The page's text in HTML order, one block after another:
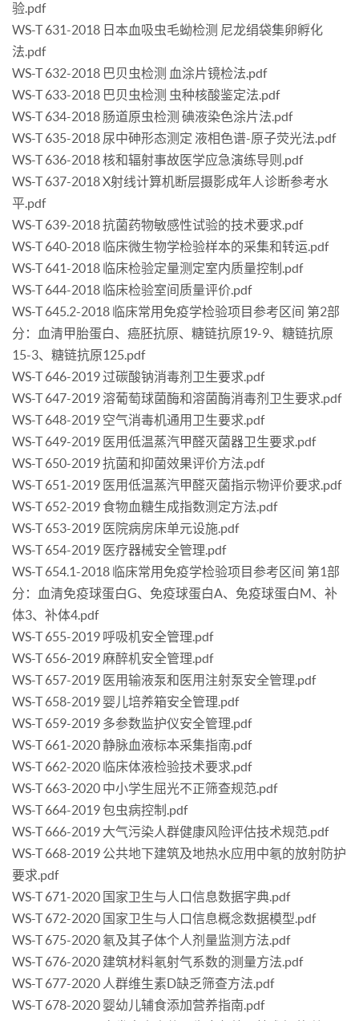
验.pdf
WS-T 631-2018 日本血吸虫毛蚴检测 尼龙绢袋集卵孵化
法.pdf
WS-T 632-2018 巴贝虫检测 血涂片镜检法.pdf
WS-T 633-2018 巴贝虫检测 虫种核酸鉴定法.pdf
WS-T 634-2018 肠道原虫检测 碘液染色涂片法.pdf
WS-T 635-2018 尿中砷形态测定 液相色谱-原子荧光法.pdf
WS-T 636-2018 核和辐射事故医学应急演练导则.pdf
WS-T 637-2018 X射线计算机断层摄影成年人诊断参考水
平.pdf
WS-T 639-2018 抗菌药物敏感性试验的技术要求.pdf
WS-T 640-2018 临床微生物学检验样本的采集和转运.pdf
WS-T 641-2018 临床检验定量测定室内质量控制.pdf
WS-T 644-2018 临床检验室间质量评价.pdf
WS-T 645.2-2018 临床常用免疫学检验项目参考区间 第2部
分：血清甲胎蛋白、癌胚抗原、糖链抗原19-9、糖链抗原
15-3、糖链抗原125.pdf
WS-T 646-2019 过碳酸钠消毒剂卫生要求.pdf
WS-T 647-2019 溶葡萄球菌酶和溶菌酶消毒剂卫生要求.pdf
WS-T 648-2019 空气消毒机通用卫生要求.pdf
WS-T 649-2019 医用低温蒸汽甲醛灭菌器卫生要求.pdf
WS-T 650-2019 抗菌和抑菌效果评价方法.pdf
WS-T 651-2019 医用低温蒸汽甲醛灭菌指示物评价要求.pdf
WS-T 652-2019 食物血糖生成指数测定方法.pdf
WS-T 653-2019 医院病房床单元设施.pdf
WS-T 654-2019 医疗器械安全管理.pdf
WS-T 654.1-2018 临床常用免疫学检验项目参考区间 第1部
分：血清免疫球蛋白G、免疫球蛋白A、免疫球蛋白M、补
体3、补体4.pdf
WS-T 655-2019 呼吸机安全管理.pdf
WS-T 656-2019 麻醉机安全管理.pdf
WS-T 657-2019 医用输液泵和医用注射泵安全管理.pdf
WS-T 658-2019 婴儿培养箱安全管理.pdf
WS-T 659-2019 多参数监护仪安全管理.pdf
WS-T 661-2020 静脉血液标本采集指南.pdf
WS-T 662-2020 临床体液检验技术要求.pdf
WS-T 663-2020 中小学生屈光不正筛查规范.pdf
WS-T 664-2019 包虫病控制.pdf
WS-T 666-2019 大气污染人群健康风险评估技术规范.pdf
WS-T 668-2019 公共地下建筑及地热水应用中氡的放射防护
要求.pdf
WS-T 671-2020 国家卫生与人口信息数据字典.pdf
WS-T 672-2020 国家卫生与人口信息概念数据模型.pdf
WS-T 675-2020 氡及其子体个人剂量监测方法.pdf
WS-T 676-2020 建筑材料氡射气系数的测量方法.pdf
WS-T 677-2020 人群维生素D缺乏筛查方法.pdf
WS-T 678-2020 婴幼儿辅食添加营养指南.pdf